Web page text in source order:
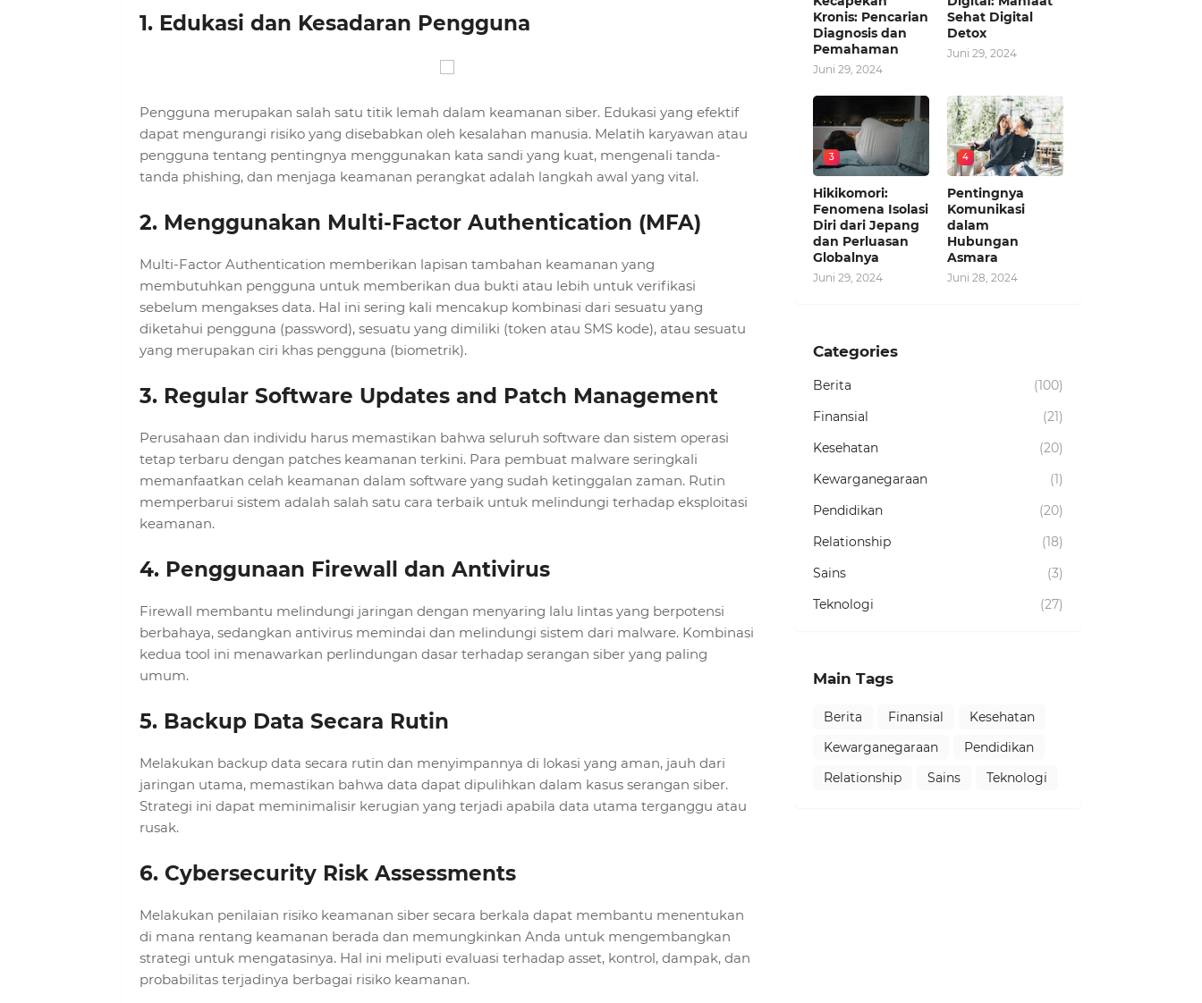
1. Edukasi dan Kesadaran Pengguna
Pengguna merupakan salah satu titik lemah dalam keamanan siber. Edukasi yang efektif
dapat mengurangi risiko yang disebabkan oleh kesalahan manusia. Melatih karyawan atau
pengguna tentang pentingnya menggunakan kata sandi yang kuat, mengenali tanda-
tanda phishing, dan menjaga keamanan perangkat adalah langkah awal yang vital.
2. Menggunakan Multi-Factor Authentication (MFA)
Multi-Factor Authentication memberikan lapisan tambahan keamanan yang
membutuhkan pengguna untuk memberikan dua bukti atau lebih untuk verifikasi
sebelum mengakses data. Hal ini sering kali mencakup kombinasi dari sesuatu yang
diketahui pengguna (password), sesuatu yang dimiliki (token atau SMS kode), atau sesuatu
yang merupakan ciri khas pengguna (biometrik).
3. Regular Software Updates and Patch Management
Perusahaan dan individu harus memastikan bahwa seluruh software dan sistem operasi
tetap terbaru dengan patches keamanan terkini. Para pembuat malware seringkali
memanfaatkan celah keamanan dalam software yang sudah ketinggalan zaman. Rutin
memperbarui sistem adalah salah satu cara terbaik untuk melindungi terhadap eksploitasi
keamanan.
4. Penggunaan Firewall dan Antivirus
Firewall membantu melindungi jaringan dengan menyaring lalu lintas yang berpotensi
berbahaya, sedangkan antivirus memindai dan melindungi sistem dari malware. Kombinasi
kedua tool ini menawarkan perlindungan dasar terhadap serangan siber yang paling
umum.
5. Backup Data Secara Rutin
Melakukan backup data secara rutin dan menyimpannya di lokasi yang aman, jauh dari
jaringan utama, memastikan bahwa data dapat dipulihkan dalam kasus serangan siber.
Strategi ini dapat meminimalisir kerugian yang terjadi apabila data utama terganggu atau
rusak.
6. Cybersecurity Risk Assessments
Melakukan penilaian risiko keamanan siber secara berkala dapat membantu menentukan
di mana rentang keamanan berada dan memungkinkan Anda untuk mengembangkan
strategi untuk mengatasinya. Hal ini meliputi evaluasi terhadap asset, kontrol, dampak, dan
probabilitas terjadinya berbagai risiko keamanan.
Kronis: Pencarian
Diagnosis dan
Pemahaman
Juni 29, 2024
Sehat Digital
Detox
Juni 29, 2024
3
Hikikomori:
Fenomena Isolasi
Diri dari Jepang
dan Perluasan
Globalnya
Juni 29, 2024
4
Pentingnya
Komunikasi
dalam
Hubungan
Asmara
Juni 28, 2024
Categories
Berita
(100)
Finansial
(21)
Kesehatan
(20)
Kewarganegaraan
(1)
Pendidikan
(20)
Relationship
(18)
Sains
(3)
Teknologi
(27)
Main Tags
Berita Finansial
Kesehatan
Kewarganegaraan
Pendidikan
Relationship
Sains Teknologi